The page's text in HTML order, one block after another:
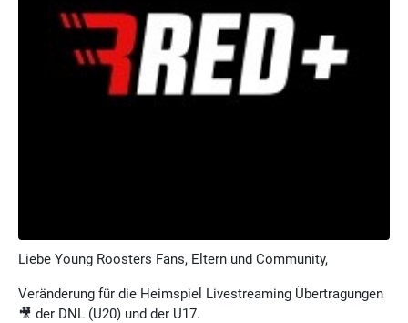
Liebe Young Roosters Fans, Eltern und Community,
Veränderung für die Heimspiel Livestreaming Übertragungen
🎥 der DNL (U20) und der U17.